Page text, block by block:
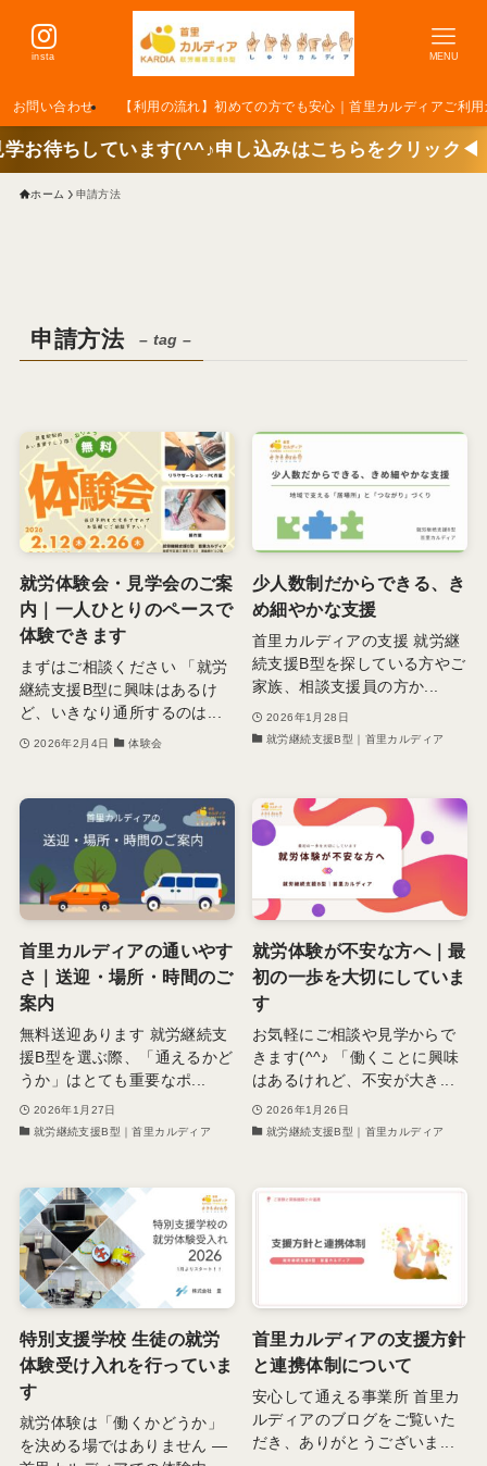
insta MENU
お問い合わせ 【利用の流れ】初めての方でも安心｜首里カルディアご利
います(^^♪申し込みはこちらをクリック◀
ホーム 申請方法
申請方法 – tag –
就労体験会・見学会のご案
内｜一人ひとりのペースで
体験できます
まずはご相談ください 「就労
継続支援B型に興味はあるけ
ど、いきなり通所するのは...
2026年2月4日 体験会
少人数制だからできる、き
め細やかな支援
首里カルディアの支援 就労継
続支援B型を探している方やご
家族、相談支援員の方か...
2026年1月28日
就労継続支援B型｜首里カルディア
首里カルディアの通いやす
さ｜送迎・場所・時間のご
案内
無料送迎あります 就労継続支
援B型を選ぶ際、「通えるかど
うか」はとても重要なポ...
2026年1月27日
就労継続支援B型｜首里カルディア
就労体験が不安な方へ｜最
初の一歩を大切にしていま
す
お気軽にご相談や見学からで
きます(^^♪ 「働くことに興味
はあるけれど、不安が大き...
2026年1月26日
就労継続支援B型｜首里カルディア
特別支援学校 生徒の就労
体験受け入れを行っていま
す
就労体験は「働くかどうか」
を決める場ではありません ―
首里カルディアの支援方針
と連携体制について
安心して通える事業所 首里カ
ルディアのブログをご覧いた
だき、ありがとうございま...